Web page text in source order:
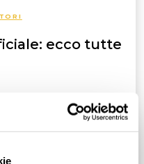
ecco tutte
a dotarsi di una